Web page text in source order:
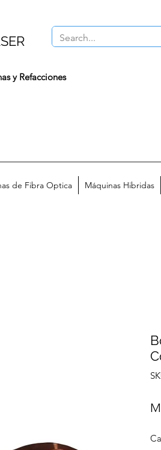
y Refacciones
de Fibra Optica Máquinas Hibridas